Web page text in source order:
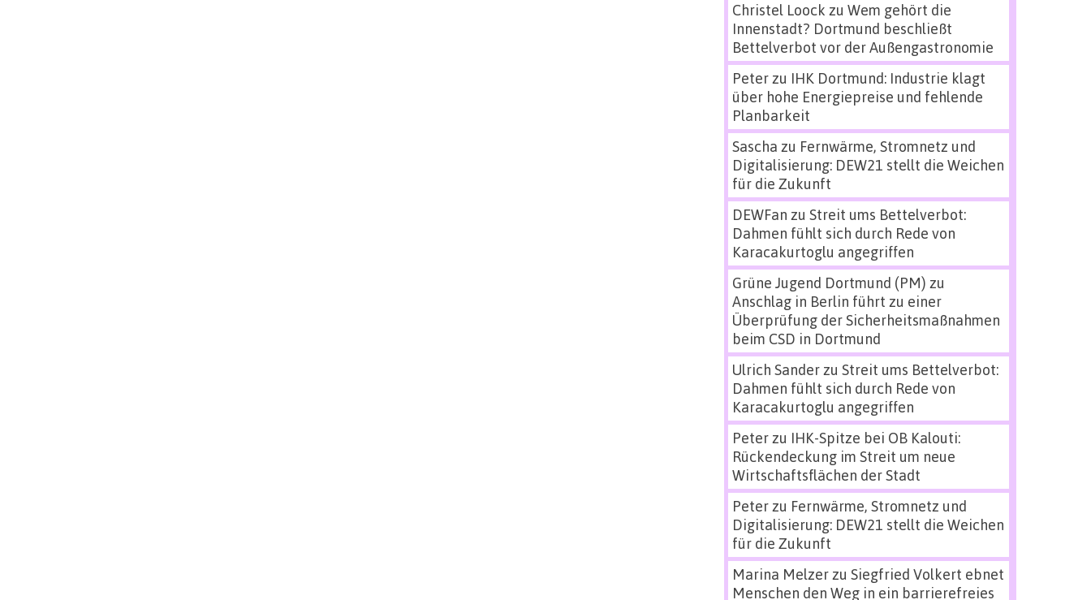
Christel Loock zu Wem gehört die
Innenstadt? Dortmund beschließt
Bettelverbot vor der Außengastronomie
Peterzu IHK Dortmund: Industrie klagt
über hohe Energiepreise und fehlende
Planbarkeit
Sascha zu Fernwärme, Stromnetz und
Digitalisierung: DEW21 stellt die Weichen
für die Zukunft
DEWFan zu Streit ums Bettelverbot:
Dahmen fühlt sich durch Rede von
Karacakurtoglu angegriffen
Grüne Jugend Dortmund (PM) zu
Anschlag in Berlin führt zu einer
Überprüfung der Sicherheitsmaßnahmen
beim CSD in Dortmund
Ulrich Sanderzu Streit ums Bettelverbot:
Dahmen fühlt sich durch Rede von
Karacakurtoglu angegriffen
Peterzu IHK-Spitze bei OB Kalouti:
Rückendeckung im Streit um neue
Wirtschaftsflächen der Stadt
Peterzu Fernwärme, Stromnetz und
Digitalisierung: DEW21 stellt die Weichen
für die Zukunft
Marina Melzerzu Siegfried Volkert ebnet
Menschen den Weg in ein barrierefreies